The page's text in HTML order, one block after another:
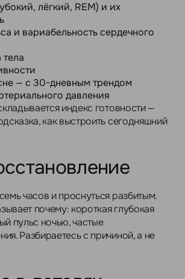
лёгкий, REM) и их
и вариабельность сердечного
— с 30-дневным трендом
давления
индекс готовности —
как выстроить сегодняшний
часов и проснуться разбитым.
почему: короткая глубокая
пульс ночью, частые
Разбираетесь с причиной, а не